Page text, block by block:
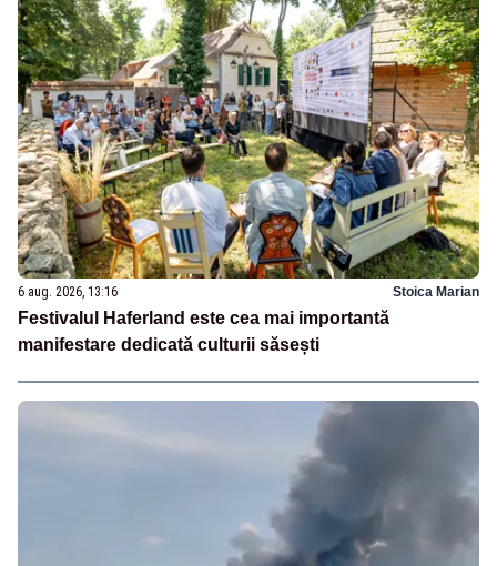
6 aug. 2026, 13:16 Stoica Marian
Festivalul Haferland este cea mai importantă
manifestare dedicată culturii săsești